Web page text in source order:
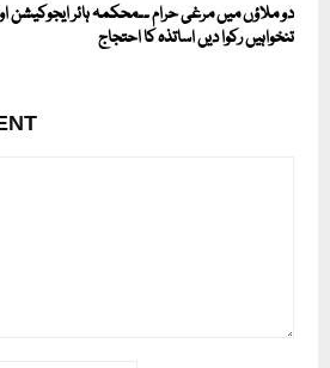
دو ملاؤں میں مرغی حرام ۔۔محکمہ ہائر
تنخواہیں رکوا دیں اساتذہ کا احتجاج